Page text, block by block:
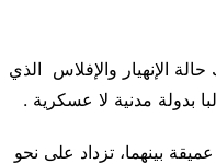
الإنهيار والإفلاس الذي
بدولة مدنية لا عسكرية .
بينهما، تزداد على نحو